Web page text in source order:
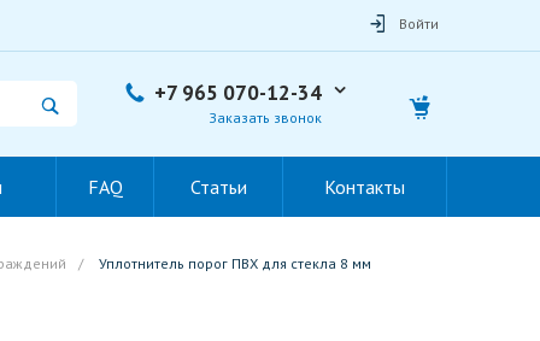
Войти
+7 965 070-12-34
Заказать звонок
FAQ Статьи Контакты
/ Уплотнитель порог ПВХ для стекла 8 мм